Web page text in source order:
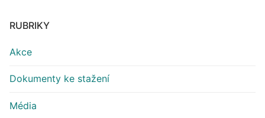
RUBRIKY
Akce
Dokumenty ke stažení
Média